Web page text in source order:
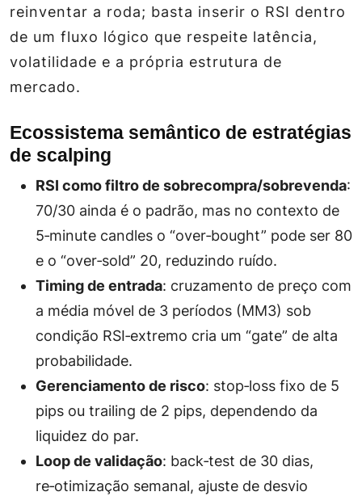
reinventar a roda; basta inserir o RSI dentro
de um fluxo lógico que respeite latência,
volatilidade e a própria estrutura de
mercado.
Ecossistema semântico de estratégias
de scalping
RSI como filtro de sobrecompra/sobrevenda:
70/30 ainda é o padrão, mas no contexto de
5‑minute candles o “over‑bought” pode ser 80
e o “over‑sold” 20, reduzindo ruído.
Timing de entrada: cruzamento de preço com
a média móvel de 3 períodos (MM3) sob
condição RSI‑extremo cria um “gate” de alta
probabilidade.
Gerenciamento de risco: stop‑loss fixo de 5
pips ou trailing de 2 pips, dependendo da
liquidez do par.
Loop de validação: back‑test de 30 dias,
re‑otimização semanal, ajuste de desvio